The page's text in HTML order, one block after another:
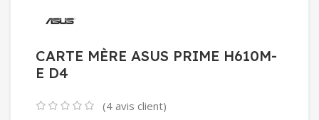
CARTE MÈRE ASUS PRIME H610M-
E D4
(4 avis client)